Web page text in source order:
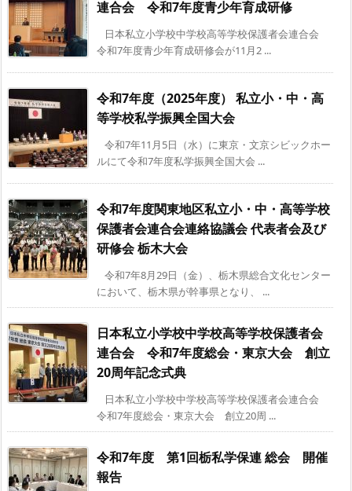
連合会 令和7年度青少年育成研修
日本私立小学校中学校高等学校保護者会連合会
令和7年度青少年育成研修会が11月2 ...
令和7年度（2025年度） 私立小・中・高
等学校私学振興全国大会
令和7年11月5日（水）に東京・文京シビックホー
ルにて令和7年度私学振興全国大会 ...
令和7年度関東地区私立小・中・高等学校
保護者会連合会連絡協議会 代表者会及び
研修会 栃木大会
令和7年8月29日（金）、栃木県総合文化センター
において、栃木県が幹事県となり、 ...
日本私立小学校中学校高等学校保護者会
連合会 令和7年度総会・東京大会 創立
20周年記念式典
日本私立小学校中学校高等学校保護者会連合会
令和7年度総会・東京大会 創立20周 ...
令和7年度 第1回栃私学保連 総会 開催
報告